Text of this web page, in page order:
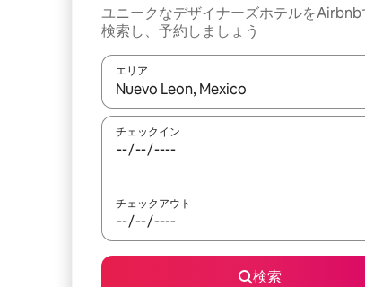
ユニークなデ⁠ザ⁠イ⁠ナ⁠ー⁠ズホ⁠テ⁠ル⁠をAirbnb⁠
検⁠索⁠し⁠、予⁠約し⁠ま⁠し⁠ょ⁠う
エリア
検索結果が表示されたら、上下の矢印キー
チェックイン
チェックアウト
検索